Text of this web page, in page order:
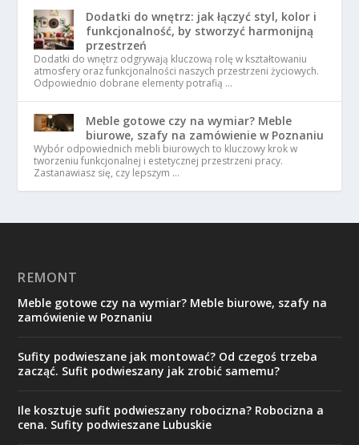
Dodatki do wnętrz: jak łączyć styl, kolor i
funkcjonalność, by stworzyć harmonijną
przestrzeń
Dodatki do wnętrz odgrywają kluczową rolę w kształtowaniu
atmosfery oraz funkcjonalności naszych przestrzeni życiowych.
Odpowiednio dobrane elementy potrafią …
Meble gotowe czy na wymiar? Meble
biurowe, szafy na zamówienie w Poznaniu
Wybór odpowiednich mebli biurowych to kluczowy krok w
tworzeniu funkcjonalnej i estetycznej przestrzeni pracy.
Zastanawiasz się, czy lepszym …
REMONT
Meble gotowe czy na wymiar? Meble biurowe, szafy na
zamówienie w Poznaniu
Sufity podwieszane jak montować? Od czegoś trzeba
zacząć. Sufit podwieszany jak zrobić samemu?
Ile kosztuje sufit podwieszany robocizna? Robocizna a
cena. Sufity podwieszane Lubuskie